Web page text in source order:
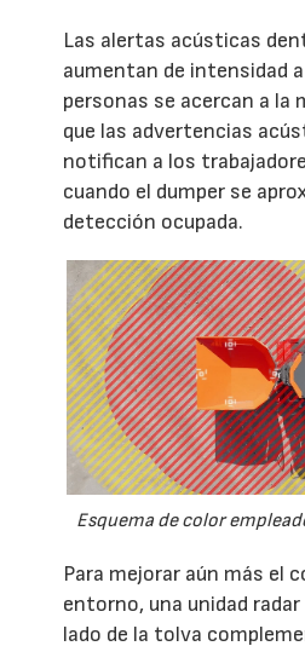
Las alertas acústicas
aumentan de intensidad
personas se acercan a la
que las advertencias
notifican a los
cuando el dumper se
detección ocupada.
Esquema de color
Para mejorar aún más el
entorno, una unidad
lado de la tolva